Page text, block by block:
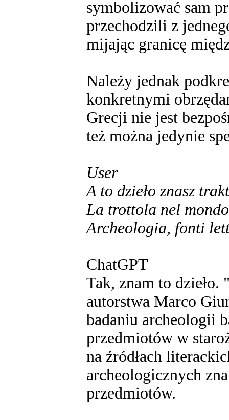
symbolizować sam
przechodzili z
mijając granicę
Należy jednak
konkretnymi
Grecji nie jest
też można jedynie
User
A to dzieło znasz
La trottola nel
Archeologia, fonti
ChatGPT
Tak, znam to
autorstwa Marco
badaniu archeologii
przedmiotów w
na źródłach
archeologicznych
przedmiotów.